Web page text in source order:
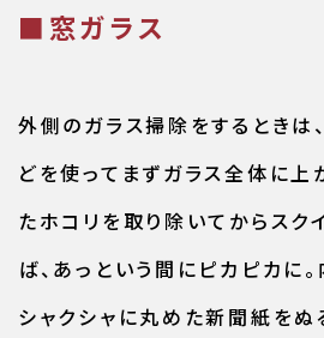
■窓ガラス
外側のガラス掃除をするときは
どを使ってまずガラス全体に上
たホコリを取り除いてからスク
ば、あっという間にピカピカに
シャクシャに丸めた新聞紙をぬ